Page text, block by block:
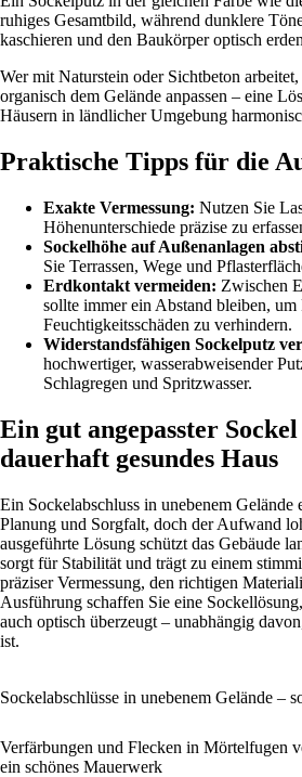
ruhiges Gesamtbild, während dunklere
kaschieren und den Baukörper optisch
Wer mit Naturstein oder Sichtbeton
organisch dem Gelände anpassen – eine
Häusern in ländlicher Umgebung
Praktische Tipps für die
Exakte Vermessung: Nutzen Sie
Höhenunterschiede präzise zu
Sockelhöhe auf Außenanlagen
Sie Terrassen, Wege und
Erdkontakt vermeiden: Zwischen
sollte immer ein Abstand bleiben, um
Feuchtigkeitsschäden zu verhindern.
Widerstandsfähigen Sockelputz
hochwertiger, wasserabweisender
Schlagregen und Spritzwasser.
Ein gut angepasster
dauerhaft gesundes Haus
Ein Sockelabschluss in unebenem Gelände
Planung und Sorgfalt, doch der Aufwand
ausgeführte Lösung schützt das Gebäude
sorgt für Stabilität und trägt zu einem
präziser Vermessung, den richtigen
Ausführung schaffen Sie eine
auch optisch überzeugt – unabhängig
ist.
Sockelabschlüsse in unebenem Gelände –
Verfärbungen und Flecken in Mörtelfugen
ein schönes Mauerwerk